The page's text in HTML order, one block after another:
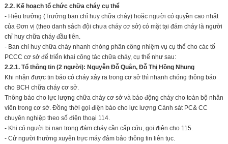
2.2. Kế hoạch tổ chức chữa cháy cụ thể
- Hiệu trưởng (Trưởng ban chỉ huy chữa cháy) hoặc người có quyền cao nhất
của Đơn vị (theo danh sách đội chưa cháy cơ sở) có mặt tại đám cháy là người
chỉ huy chữa cháy đầu tiên.
- Ban chỉ huy chữa cháy nhanh chóng phân công nhiệm vụ cụ thể cho các tổ
PCCC cơ sở để triển khai công tác chữa cháy, cụ thể như sau:
2.2.1. Tổ thông tin (2 người): Nguyễn Đỗ Quân, Đỗ Thị Hồng Nhung
Khi nhận được tin báo có cháy xảy ra trong cơ sở thì nhanh chóng thông báo
cho BCH chữa cháy cơ sở.
Thông báo cho lực lượng chữa cháy cơ sở và báo động cháy cho toàn bộ nhân
viên trong cơ sở. Đồng thời gọi điện báo cho lực lượng Cảnh sát PC& CC
chuyên nghiệp theo số điện thoại 114.
- Khi có người bị nạn trong đám cháy cần cấp cứu, gọi điện cho 115.
- Cử người thường xuyên trực máy đảm bảo thông tin liên tục.